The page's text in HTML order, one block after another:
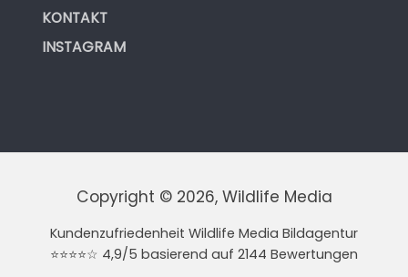
KONTAKT
INSTAGRAM
Copyright © 2026, Wildlife Media
Kundenzufriedenheit Wildlife Media Bildagentur
⭐⭐⭐⭐☆ 4,9/5 basierend auf 2144 Bewertungen